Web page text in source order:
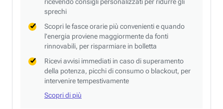
sprechi
Scopri le fasce orarie più convenienti e quando
l’energia proviene maggiormente da fonti
rinnovabili, per risparmiare in bolletta
Ricevi avvisi immediati in caso di superamento
della potenza, picchi di consumo o blackout, per
intervenire tempestivamente
Scopri di più